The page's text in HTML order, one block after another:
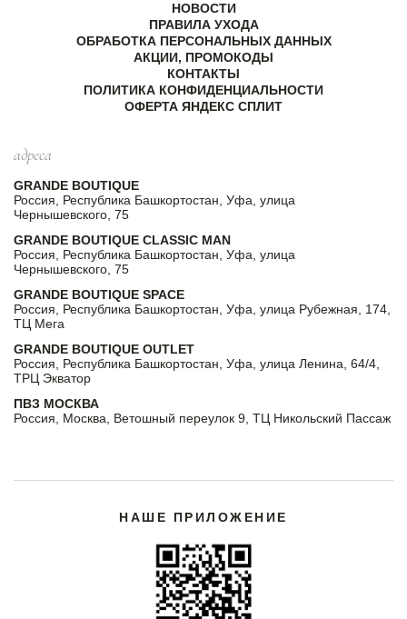
НОВОСТИ
ПРАВИЛА УХОДА
ОБРАБОТКА ПЕРСОНАЛЬНЫХ ДАННЫХ
АКЦИИ, ПРОМОКОДЫ
КОНТАКТЫ
ПОЛИТИКА КОНФИДЕНЦИАЛЬНОСТИ
ОФЕРТА ЯНДЕКС СПЛИТ
адреса
GRANDE BOUTIQUE
Россия, Республика Башкортостан, Уфа, улица
Чернышевского, 75
GRANDE BOUTIQUE CLASSIC MAN
Россия, Республика Башкортостан, Уфа, улица
Чернышевского, 75
GRANDE BOUTIQUE SPACE
Россия, Республика Башкортостан, Уфа, улица Рубежная, 174,
ТЦ Мега
GRANDE BOUTIQUE OUTLET
Россия, Республика Башкортостан, Уфа, улица Ленина, 64/4,
ТРЦ Экватор
ПВЗ МОСКВА
Россия, Москва, Ветошный переулок 9, ТЦ Никольский Пассаж
НАШЕ ПРИЛОЖЕНИЕ